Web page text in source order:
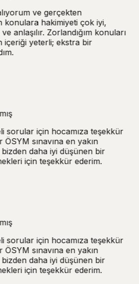
ve gerçekten
konulara hakimiyeti çok iyi,
anlaşılır. Zorlandığım konuları
içeriği yeterli; ekstra bir
sorular için hocamıza teşekkür
sınavına en yakın
daha iyi düşünen bir
için teşekkür ederim.
sorular için hocamıza teşekkür
sınavına en yakın
daha iyi düşünen bir
için teşekkür ederim.